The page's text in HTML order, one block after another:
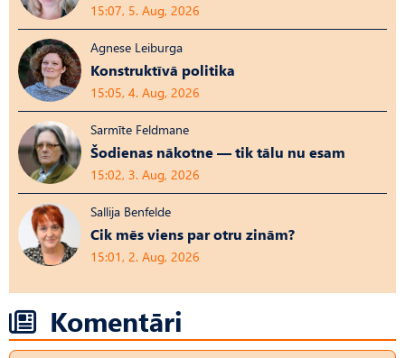
15:07, 5. Aug, 2026
Agnese Leiburga
Konstruktīvā politika
15:05, 4. Aug, 2026
Sarmīte Feldmane
Šodienas nākotne — tik tālu nu esam
15:02, 3. Aug, 2026
Sallija Benfelde
Cik mēs viens par otru zinām?
15:01, 2. Aug, 2026
Komentāri